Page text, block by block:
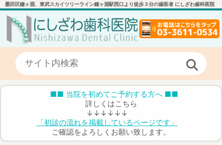
墨田区鐘ヶ淵、東武スカイツリーライン鐘ヶ淵駅西口より徒歩３分の歯医者 にしざわ歯科医院
■■ 当院を初めてご予約する方へ ■■
詳しくはこちら
↓↓↓↓↓↓
「初診の流れを掲載しているページです」
ご確認をよろしくお願い致します。